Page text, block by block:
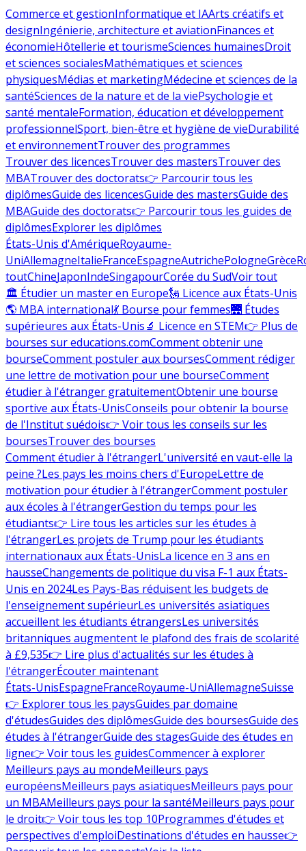
Commerce et gestionInformatique et IAArts créatifs et
designIngénierie, architecture et aviationFinances et
économieHôtellerie et tourismeSciences humainesDroit
et sciences socialesMathématiques et sciences
physiquesMédias et marketingMédecine et sciences de la
santéSciences de la nature et de la viePsychologie et
santé mentaleFormation, éducation et développement
professionnelSport, bien-être et hygiène de vieDurabilité
et environnementTrouver des programmes
Trouver des licencesTrouver des mastersTrouver des
MBATrouver des doctorats👉 Parcourir tous les
diplômesGuide des licencesGuide des mastersGuide des
MBAGuide des doctorats👉 Parcourir tous les guides de
diplômesExplorer les diplômes
États-Unis d'AmériqueRoyaume-
UniAllemagneItalieFranceEspagneAutrichePologneGrèce
toutChineJaponIndeSingapourCorée du SudVoir tout
🏛 Étudier un master en Europe🗽 Licence aux États-Unis
🌎 MBA international💃 Bourse pour femmes🌉 Études
supérieures aux États-Unis🔬 Licence en STEM👉 Plus de
bourses sur educations.comComment obtenir une
bourseComment postuler aux boursesComment rédiger
une lettre de motivation pour une bourseComment
étudier à l'étranger gratuitementObtenir une bourse
sportive aux États-UnisConseils pour obtenir la bourse
de l'Institut suédois👉 Voir tous les conseils sur les
boursesTrouver des bourses
Comment étudier à l'étrangerL'université en vaut-elle la
peine ?Les pays les moins chers d'EuropeLettre de
motivation pour étudier à l'étrangerComment postuler
aux écoles à l'étrangerGestion du temps pour les
étudiants👉 Lire tous les articles sur les études à
l'étrangerLes projets de Trump pour les étudiants
internationaux aux États-UnisLa licence en 3 ans en
hausseChangements de politique du visa F-1 aux États-
Unis en 2024Les Pays-Bas réduisent les budgets de
l'enseignement supérieurLes universités asiatiques
accueillent les étudiants étrangersLes universités
britanniques augmentent le plafond des frais de scolarité
à £9,535👉 Lire plus d'actualités sur les études à
l'étrangerÉcouter maintenant
États-UnisEspagneFranceRoyaume-UniAllemagneSuisse
👉 Explorer tous les paysGuides par domaine
d'étudesGuides des diplômesGuide des boursesGuide des
études à l'étrangerGuide des stagesGuide des études en
ligne👉 Voir tous les guidesCommencer à explorer
Meilleurs pays au mondeMeilleurs pays
européensMeilleurs pays asiatiquesMeilleurs pays pour
un MBAMeilleurs pays pour la santéMeilleurs pays pour
le droit👉 Voir tous les top 10Programmes d'études et
perspectives d'emploiDestinations d'études en hausse👉